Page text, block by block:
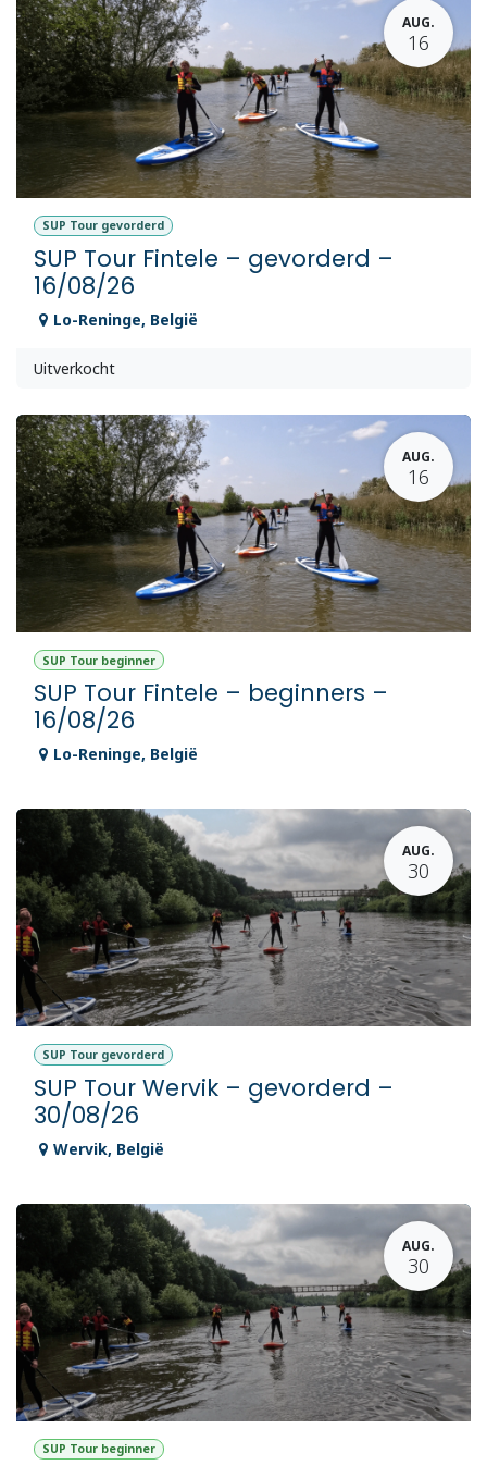
AUG.
16
SUP Tour gevorderd
SUP Tour Fintele – gevorderd –
16/08/26
Lo-Reninge, België
Uitverkocht
AUG.
16
SUP Tour beginner
SUP Tour Fintele – beginners –
16/08/26
Lo-Reninge, België
AUG.
30
SUP Tour gevorderd
SUP Tour Wervik – gevorderd –
30/08/26
Wervik, België
AUG.
30
SUP Tour beginner